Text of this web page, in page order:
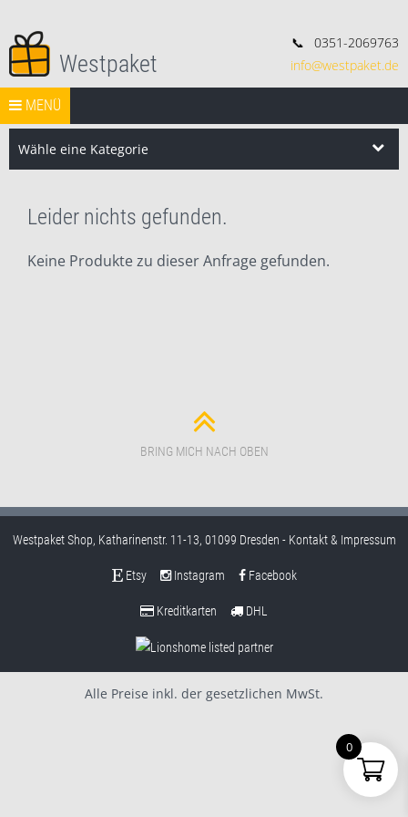
Deko, Geschenke und Konsorten.
📞
0351-2069763
info@westpaket.de
Westpaket
Springe zum Inhalt
MENÜ
START
Search
Search
Wähle eine Kategorie
Leider nichts gefunden.
Keine Produkte zu dieser Anfrage gefunden.
BRING MICH NACH OBEN
Westpaket Shop, Katharinenstr. 11-13, 01099 Dresden - Kontakt & Impressum
Etsy Instagram Facebook
Kreditkarten DHL
Alle Preise inkl. der gesetzlichen MwSt.
0